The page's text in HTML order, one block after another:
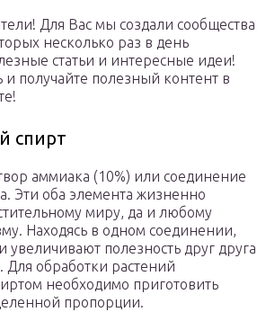
Для Вас мы создали сообщества
несколько раз в день
статьи и интересные идеи!
и получайте полезный контент в
спирт
аммиака (10%) или соединение
Эти оба элемента жизненно
миру, да и любому
Находясь в одном соединении,
увеличивают полезность друг друга
Для обработки растений
необходимо приготовить
пропорции.